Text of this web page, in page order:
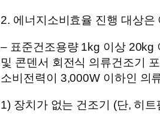
2. 에너지소비효율 진행 대상은
– 표준건조용량 1kg 이상 20kg
및 콘덴서 회전식 의류건조기
소비전력이 3,000W 이하인 의
1) 장치가 없는 건조기 (단, 히